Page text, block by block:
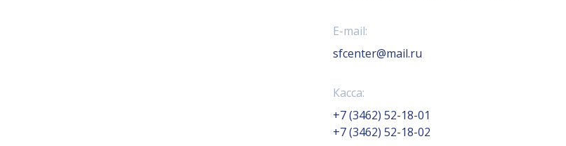
E-mail:
sfcenter@mail.ru
Касса:
+7 (3462) 52-18-01
+7 (3462) 52-18-02